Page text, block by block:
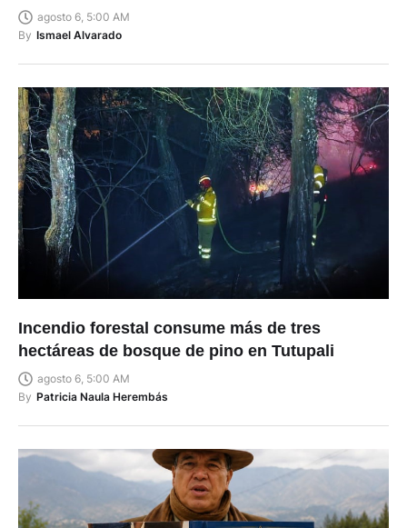
agosto 6, 5:00 AM
By Ismael Alvarado
Incendio forestal consume más de tres
hectáreas de bosque de pino en Tutupali
agosto 6, 5:00 AM
By Patricia Naula Herembás